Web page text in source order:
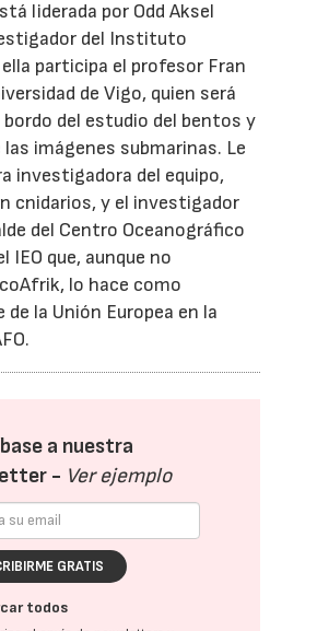
liderada por Odd Aksel
del Instituto
participa el profesor Fran
de Vigo, quien será
bordo del estudio del bentos y
imágenes submarinas. Le
investigadora del equipo,
cnidarios, y el investigador
del Centro Oceanográfico
IEO que, aunque no
lo hace como
la Unión Europea en la
a nuestra
- Ver ejemplo
GRATIS
todos